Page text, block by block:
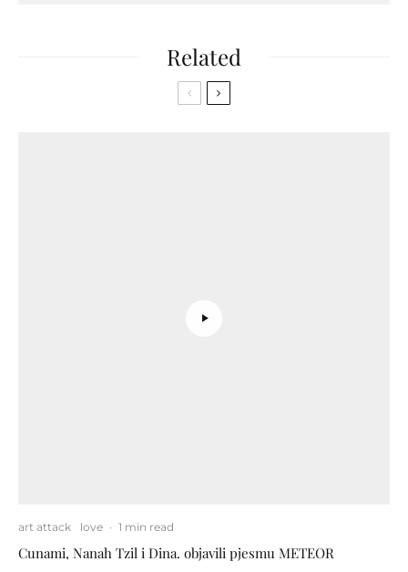
Related
art attack love · 1 min read
Cunami, Nanah Tzil i Dina. objavili pjesmu METEOR